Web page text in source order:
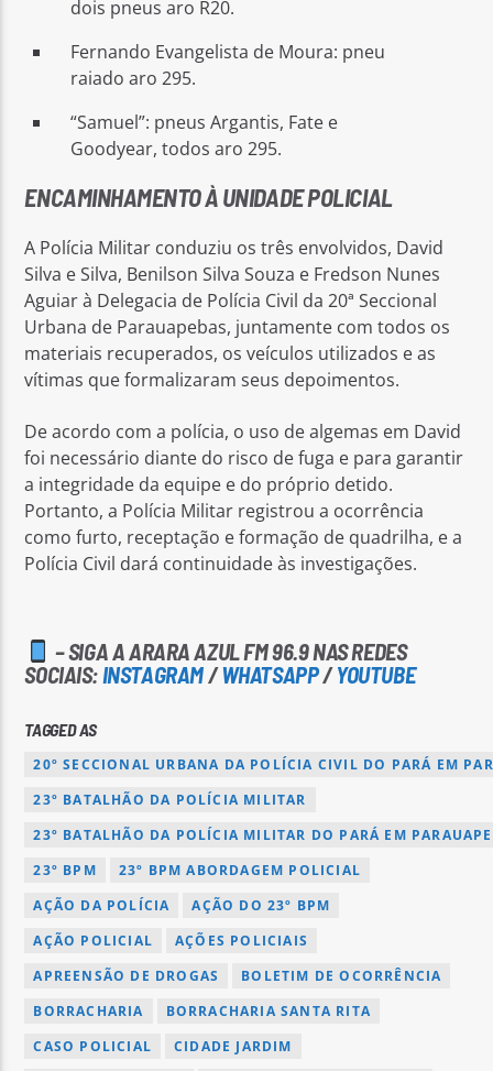
dois pneus aro R20.
Fernando Evangelista de Moura: pneu
raiado aro 295.
“Samuel”: pneus Argantis, Fate e
Goodyear, todos aro 295.
ENCAMINHAMENTO À UNIDADE POLICIAL
A Polícia Militar conduziu os três envolvidos, David
Silva e Silva, Benilson Silva Souza e Fredson Nunes
Aguiar à Delegacia de Polícia Civil da 20ª Seccional
Urbana de Parauapebas, juntamente com todos os
materiais recuperados, os veículos utilizados e as
vítimas que formalizaram seus depoimentos.
De acordo com a polícia, o uso de algemas em David
foi necessário diante do risco de fuga e para garantir
a integridade da equipe e do próprio detido.
Portanto, a Polícia Militar registrou a ocorrência
como furto, receptação e formação de quadrilha, e a
Polícia Civil dará continuidade às investigações.
– SIGA A ARARA AZUL FM 96.9 NAS REDES
SOCIAIS: INSTAGRAM/WHATSAPP/YOUTUBE
TAGGED AS
20º SECCIONAL URBANA DA POLÍCIA CIVIL DO PARÁ EM
23º BATALHÃO DA POLÍCIA MILITAR
23º BATALHÃO DA POLÍCIA MILITAR DO PARÁ EM
23º BPM
23º BPM ABORDAGEM POLICIAL
AÇÃO DA POLÍCIA
AÇÃO DO 23º BPM
AÇÃO POLICIAL
AÇÕES POLICIAIS
APREENSÃO DE DROGAS
BOLETIM DE OCORRÊNCIA
BORRACHARIA
BORRACHARIA SANTA RITA
CASO POLICIAL
CIDADE JARDIM